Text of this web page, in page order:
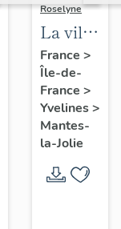
Roselyne
La ville
de
Mantes-
la-Jolie
France >
Île-de-
France >
Yvelines>
Mantes-
la-Jolie